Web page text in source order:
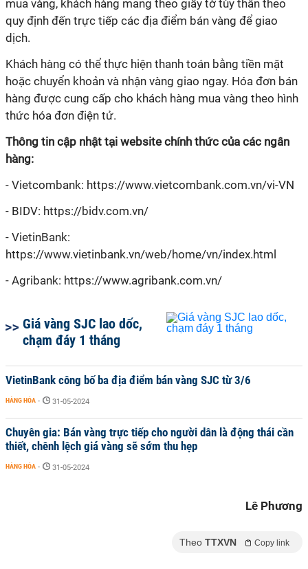
mua vàng, khách hàng mang theo giấy tờ tùy thân theo
quy định đến trực tiếp các địa điểm bán vàng để giao
dịch.
Khách hàng có thể thực hiện thanh toán bằng tiền mặt
hoặc chuyển khoản và nhận vàng giao ngay. Hóa đơn bán
hàng được cung cấp cho khách hàng mua vàng theo hình
thức hóa đơn điện tử.
Thông tin cập nhật tại website chính thức của các ngân
hàng:
- Vietcombank: https://www.vietcombank.com.vn/vi-VN
- BIDV: https://bidv.com.vn/
- VietinBank:
https://www.vietinbank.vn/web/home/vn/index.html
- Agribank: https://www.agribank.com.vn/
Giá vàng SJC lao dốc,
chạm đáy 1 tháng
VietinBank công bố ba địa điểm bán vàng SJC từ 3/6
HÀNG HÓA - 31-05-2024
Chuyên gia: Bán vàng trực tiếp cho người dân là động thái cần
thiết, chênh lệch giá vàng sẽ sớm thu hẹp
HÀNG HÓA - 31-05-2024
Lê Phương
Theo TTXVN Copy link